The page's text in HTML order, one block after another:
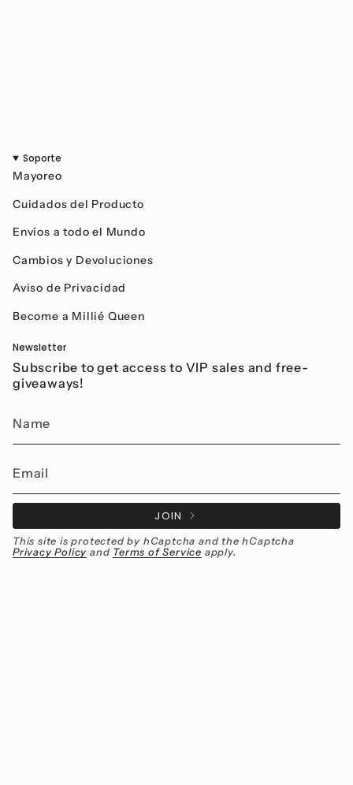
Soporte
Mayoreo
Cuidados del Producto
Envíos a todo el Mundo
Cambios y Devoluciones
Aviso de Privacidad
Become a Millié Queen
Newsletter
Subscribe to get access to VIP sales and free-
giveaways!
JOIN
This site is protected by hCaptcha and the hCaptcha
Privacy Policy and Terms of Service apply.